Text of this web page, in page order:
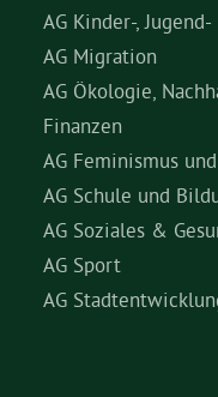
AG Kinder-,
AG Migration
AG Ökologie,
Finanzen
AG Feminismus
AG Schule und
AG Soziales &
AG Sport
AG